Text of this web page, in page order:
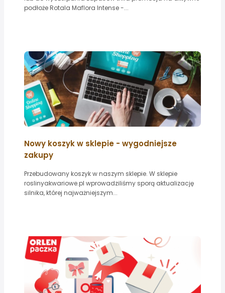
podłoże Rotala Maflora Intense -...
Nowy koszyk w sklepie - wygodniejsze
zakupy
Przebudowany koszyk w naszym sklepie. W sklepie
roslinyakwariowe.pl wprowadziliśmy sporą aktualizację
silnika, której najważniejszym...